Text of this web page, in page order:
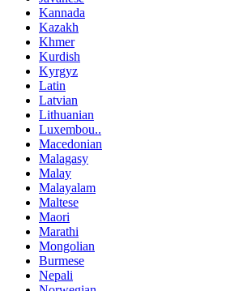
Kannada
Kazakh
Khmer
Kurdish
Kyrgyz
Latin
Latvian
Lithuanian
Luxembou..
Macedonian
Malagasy
Malay
Malayalam
Maltese
Maori
Marathi
Mongolian
Burmese
Nepali